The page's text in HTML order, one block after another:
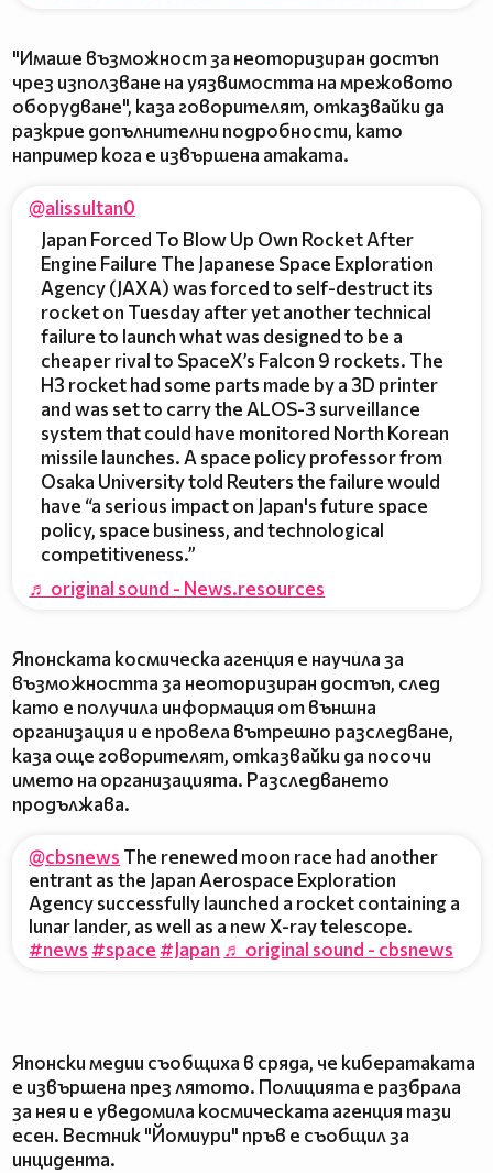
"Имаше възможност за неоторизиран достъп
чрез използване на уязвимостта на мрежовото
оборудване", каза говорителят, отказвайки да
разкрие допълнителни подробности, като
например кога е извършена атаката.
@alissultan0
Japan Forced To Blow Up Own Rocket After
Engine Failure The Japanese Space Exploration
Agency (JAXA) was forced to self-destruct its
rocket on Tuesday after yet another technical
failure to launch what was designed to be a
cheaper rival to SpaceX’s Falcon 9 rockets. The
H3 rocket had some parts made by a 3D printer
and was set to carry the ALOS-3 surveillance
system that could have monitored North Korean
missile launches. A space policy professor from
Osaka University told Reuters the failure would
have “a serious impact on Japan's future space
policy, space business, and technological
competitiveness.”
♬ original sound - News.resources
Японската космическа агенция е научила за
възможността за неоторизиран достъп, след
като е получила информация от външна
организация и е провела вътрешно разследване,
каза още говорителят, отказвайки да посочи
името на организацията. Разследването
продължава.
@cbsnews The renewed moon race had another
entrant as the Japan Aerospace Exploration
Agency successfully launched a rocket containing a
lunar lander, as well as a new X-ray telescope.
#news #space #Japan ♬ original sound - cbsnews
Японски медии съобщиха в сряда, че кибератаката
е извършена през лятото. Полицията е разбрала
за нея и е уведомила космическата агенция тази
есен. Вестник "Йомиури" пръв е съобщил за
инцидента.